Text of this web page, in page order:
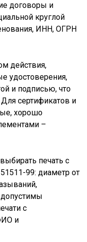
договоры и
круглой
ИНН, ОГРН
действия,
удостоверения,
и подписью, что
сертификатов и
хорошо
–
печать с
99: диаметр от
с
и